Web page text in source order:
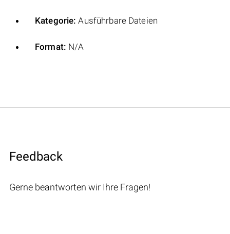
Kategorie: Ausführbare Dateien
Format: N/A
Feedback
Gerne beantworten wir Ihre Fragen!